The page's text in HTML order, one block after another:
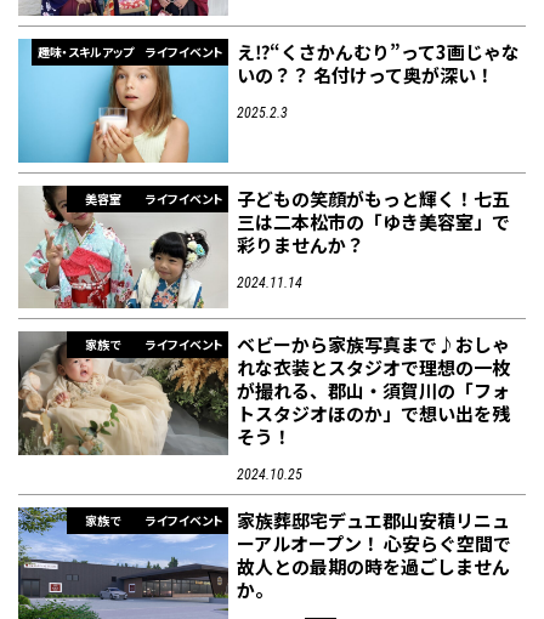
ランチ その他
その他
その他
その他
趣味・スキルアップ ライフイベント
え⁉“くさかんむり”って3画じゃな
いの？？ 名付けって奥が深い！
2025.2.3
美容室 ライフイベント
子どもの笑顔がもっと輝く！七五
三は二本松市の「ゆき美容室」で
彩りませんか？
2024.11.14
家族で ライフイベント
ベビーから家族写真まで♪おしゃ
れな衣装とスタジオで理想の一枚
が撮れる、郡山・須賀川の「フォ
トスタジオほのか」で想い出を残
そう！
2024.10.25
家族で ライフイベント
家族葬邸宅デュエ郡山安積リニュ
ーアルオープン！ 心安らぐ空間で
故人との最期の時を過ごしません
か。